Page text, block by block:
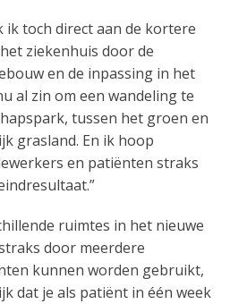
ik toch direct aan de kortere
ziekenhuis door de
en de inpassing in het
al zin om een wandeling te
tussen het groen en
grasland. En ik hoop
en patiënten straks
ruimtes in het nieuwe
door meerdere
kunnen worden gebruikt,
dat je als patiënt in één week